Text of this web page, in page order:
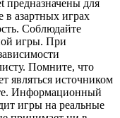
предназначены для
в азартных играх
Соблюдайте
игры. При
Помните, что
являться источником
Информационный
игры на реальные